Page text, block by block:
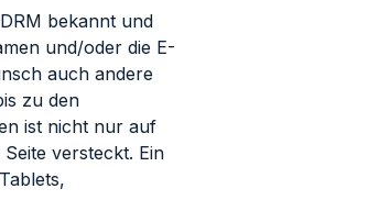
bekannt und
und/oder die E-
auch andere
zu den
ist nicht nur auf
versteckt. Ein